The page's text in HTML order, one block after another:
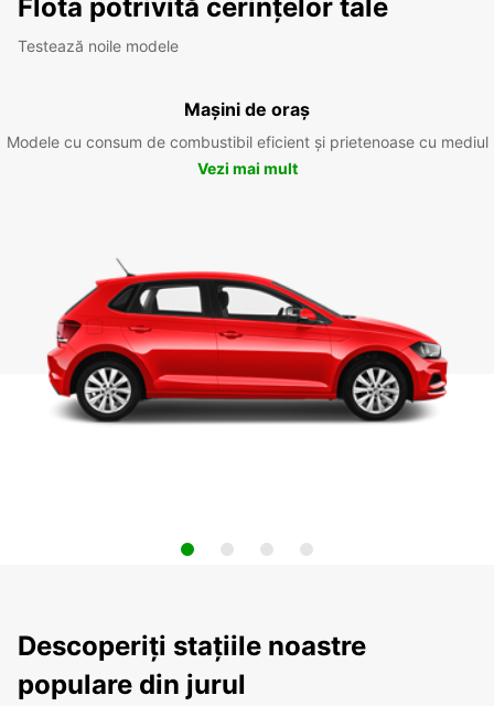
Flota potrivită cerințelor tale
Testează noile modele
Mașini de oraș
Modele cu consum de combustibil eficient și prietenoase cu mediul
Vezi mai mult
Descoperiți stațiile noastre
populare din jurul